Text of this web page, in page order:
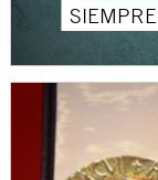
SIEMPRE